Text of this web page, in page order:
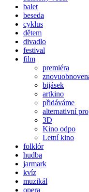
balet
beseda
cyklus
dětem
divadlo
festival
film
premiéra
bijásek
artkino
přidáváme
alternativní
3D
Kino odpo
Letní kino
folklór
hudba
jarmark
kvíz
muzikál
opera